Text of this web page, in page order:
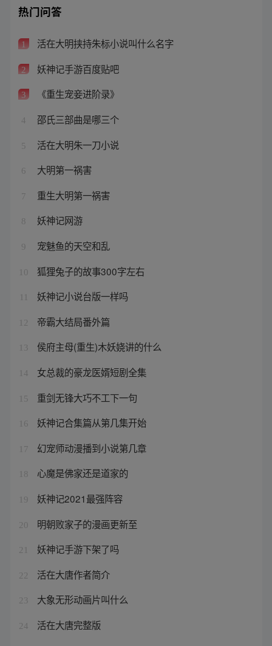
热门问答
1 活在大明挟持朱标小说叫什么名字
2 妖神记手游百度贴吧
3 《重生宠妾进阶录》
4 邵氏三部曲是哪三个
5 活在大明朱一刀小说
6 大明第一祸害
7 重生大明第一祸害
8 妖神记网游
9 宠魅鱼的天空和乱
10 狐狸兔子的故事300字左右
妖神记小说台版一样吗
12 帝霸大结局番外篇
13 侯府主母(重生)木妖娆讲的什么
14 女总裁的豪龙医婿短剧全集
15 重剑无锋大巧不工下一句
16 妖神记合集篇从第几集开始
17 幻宠师动漫播到小说第几章
18 心魔是佛家还是道家的
19 妖神记2021最强阵容
20 明朝败家子的漫画更新至
21 妖神记手游下架了吗
22 活在大唐作者简介
23 大象无形动画片叫什么
24 活在大唐完整版